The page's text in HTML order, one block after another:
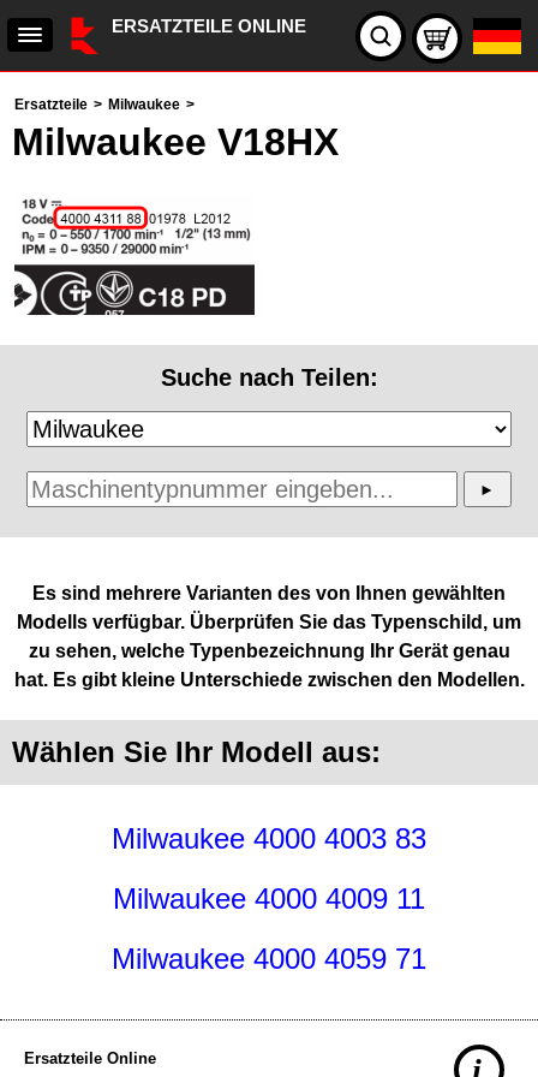
ERSATZTEILE ONLINE
Ersatzteile > Milwaukee >
Milwaukee V18HX
Suche nach Teilen:
Es sind mehrere Varianten des von Ihnen gewählten
Modells verfügbar. Überprüfen Sie das Typenschild, um
zu sehen, welche Typenbezeichnung Ihr Gerät genau
hat. Es gibt kleine Unterschiede zwischen den Modellen.
Wählen Sie Ihr Modell aus:
Milwaukee 4000 4003 83
Milwaukee 4000 4009 11
Milwaukee 4000 4059 71
Ersatzteile Online